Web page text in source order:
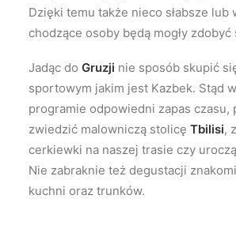
Dzięki temu także nieco słabsze lub
chodzące osoby będą mogły zdobyć
Jadąc do Gruzji nie sposób skupić
sportowym jakim jest Kazbek. Stąd
programie odpowiedni zapas czasu,
zwiedzić malowniczą stolicę Tbilisi,
cerkiewki na naszej trasie czy
Nie zabraknie też degustacji
kuchni oraz trunków.